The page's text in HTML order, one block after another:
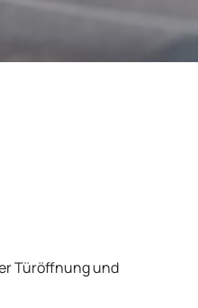
Türöffnung und